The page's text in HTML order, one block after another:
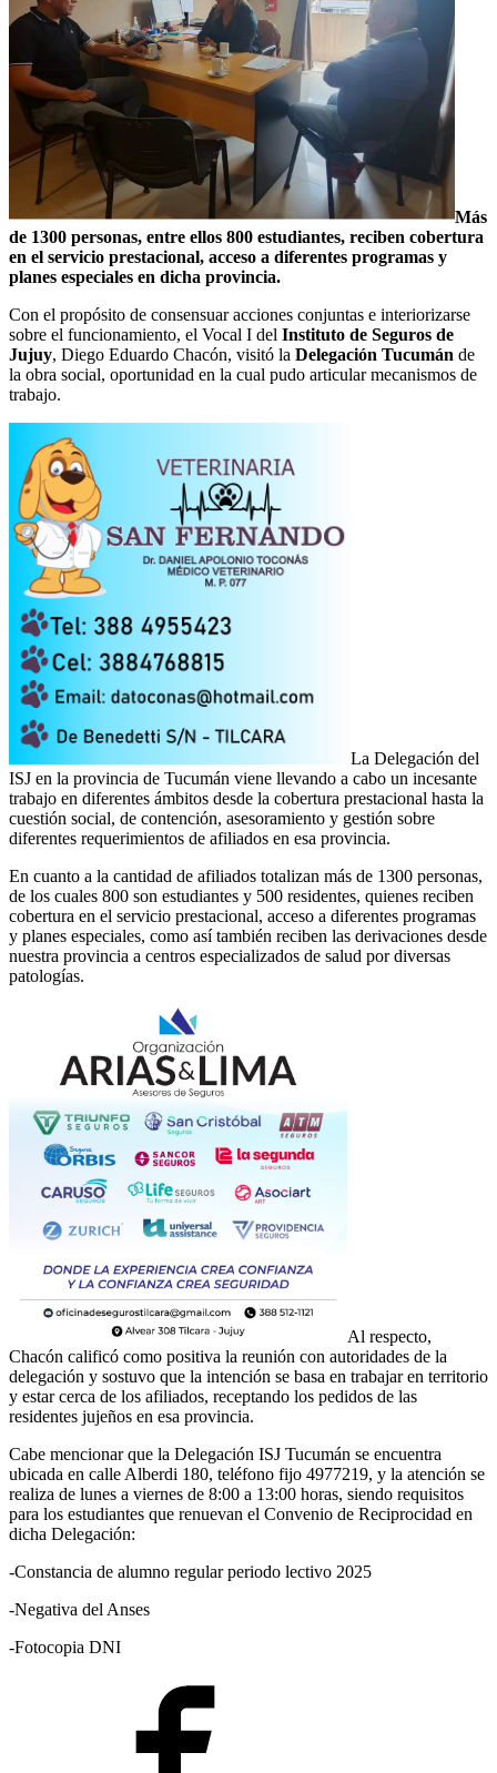
Más
de 1300 personas, entre ellos 800 estudiantes, reciben cobertura
en el servicio prestacional, acceso a diferentes programas y
planes especiales en dicha provincia.
Con el propósito de consensuar acciones conjuntas e interiorizarse
sobre el funcionamiento, el Vocal I del Instituto de Seguros de
Jujuy, Diego Eduardo Chacón, visitó la Delegación Tucumán de
la obra social, oportunidad en la cual pudo articular mecanismos de
trabajo.
La Delegación del
ISJ en la provincia de Tucumán viene llevando a cabo un incesante
trabajo en diferentes ámbitos desde la cobertura prestacional hasta la
cuestión social, de contención, asesoramiento y gestión sobre
diferentes requerimientos de afiliados en esa provincia.
En cuanto a la cantidad de afiliados totalizan más de 1300 personas,
de los cuales 800 son estudiantes y 500 residentes, quienes reciben
cobertura en el servicio prestacional, acceso a diferentes programas
y planes especiales, como así también reciben las derivaciones desde
nuestra provincia a centros especializados de salud por diversas
patologías.
Al respecto,
Chacón calificó como positiva la reunión con autoridades de la
delegación y sostuvo que la intención se basa en trabajar en territorio
y estar cerca de los afiliados, receptando los pedidos de las
residentes jujeños en esa provincia.
Cabe mencionar que la Delegación ISJ Tucumán se encuentra
ubicada en calle Alberdi 180, teléfono fijo 4977219, y la atención se
realiza de lunes a viernes de 8:00 a 13:00 horas, siendo requisitos
para los estudiantes que renuevan el Convenio de Reciprocidad en
dicha Delegación:
-Constancia de alumno regular periodo lectivo 2025
-Negativa del Anses
-Fotocopia DNI